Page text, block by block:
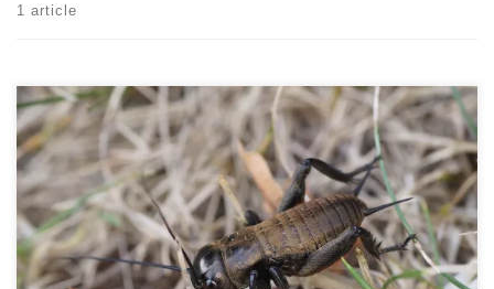
1 article
Tout le monde connaît le grillon champêtre, l’entendre n’est pas
très difficile, le voir est une autre affaire. Cousin des sauterelles et
des criquets, il vit dans un terrier au fond duquel il se réfugie à la
moindre alerte. Gryllus campestris Le grillon des champs
POSITION SYSTÉMATIQUE : Insecte Orthoptère Famille des Gryllidae
[…]